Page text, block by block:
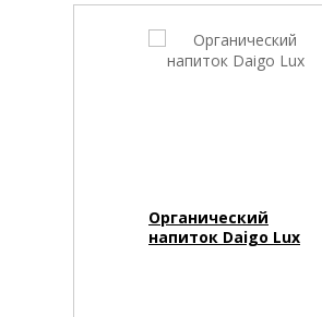
Органический
напиток Daigo Lux